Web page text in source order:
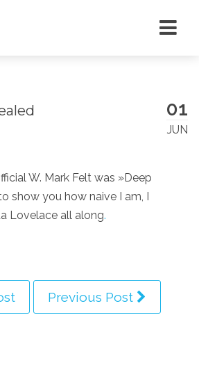
01
JUN
W. Mark Felt was »Deep
show you how naive I am, I
Lovelace all along.
Previous Post